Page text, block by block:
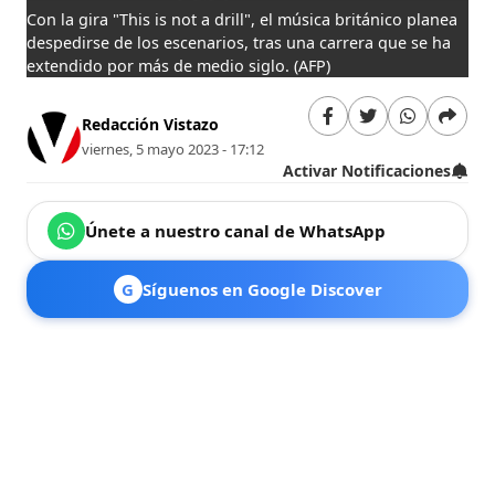
Con la gira "This is not a drill", el música británico planea
despedirse de los escenarios, tras una carrera que se ha
extendido por más de medio siglo. (AFP)
Redacción Vistazo
viernes, 5 mayo 2023 - 17:12
Activar Notificaciones
Únete a nuestro canal de WhatsApp
G Síguenos en Google Discover